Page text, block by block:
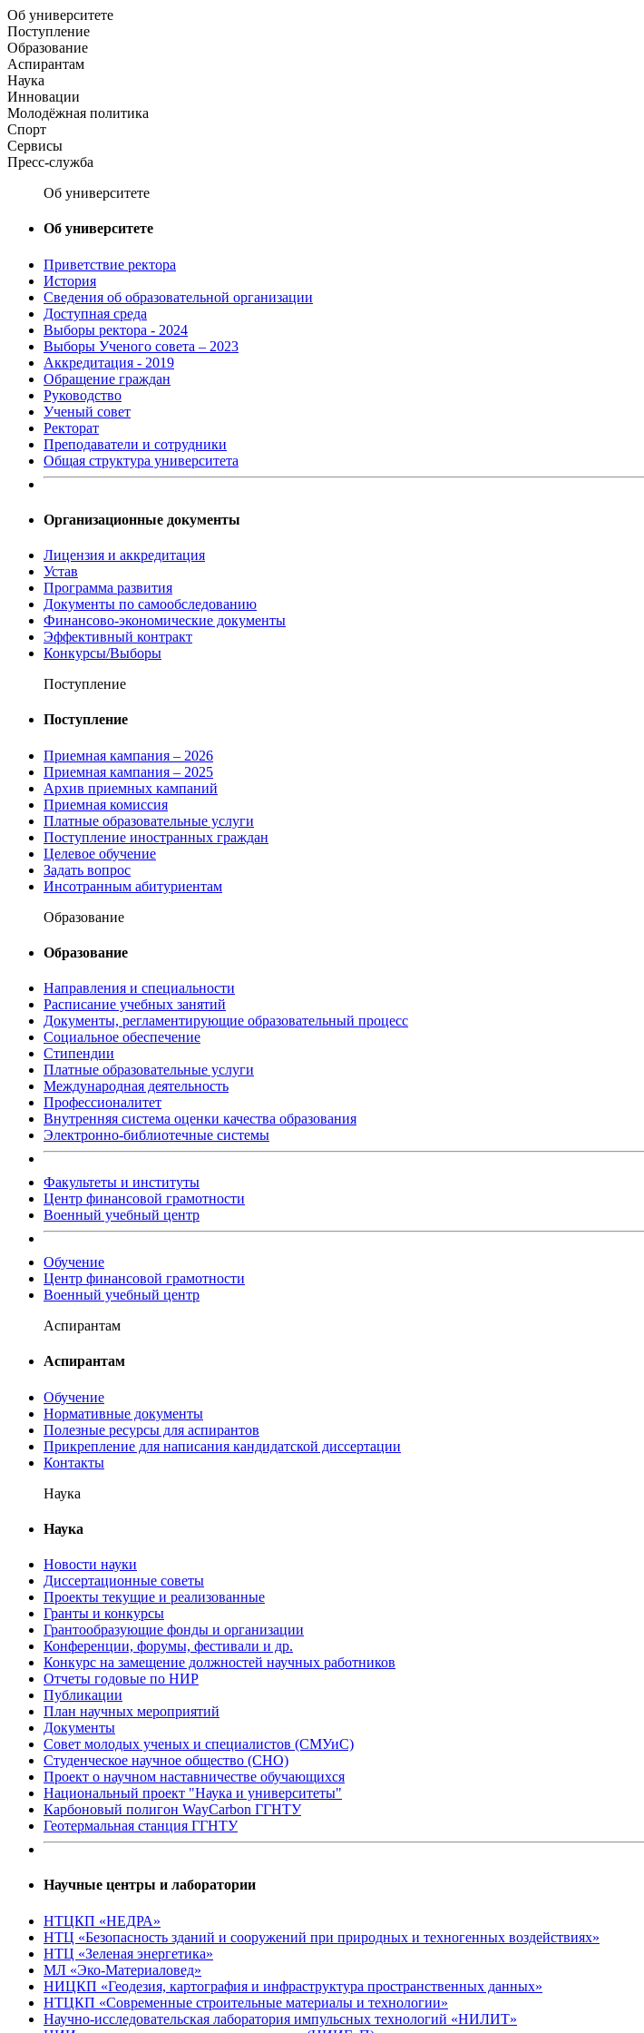
Об университете
Поступление
Образование
Аспирантам
Наука
Инновации
Молодёжная политика
Спорт
Сервисы
Пресс-служба
Об университете
Об университете
Приветствие ректора
История
Сведения об образовательной организации
Доступная среда
Выборы ректора - 2024
Выборы Ученого совета – 2023
Аккредитация - 2019
Обращение граждан
Руководство
Ученый совет
Ректорат
Преподаватели и сотрудники
Общая структура университета
Организационные документы
Лицензия и аккредитация
Устав
Программа развития
Документы по самообследованию
Финансово-экономические документы
Эффективный контракт
Конкурсы/Выборы
Поступление
Поступление
Приемная кампания – 2026
Приемная кампания – 2025
Архив приемных кампаний
Приемная комиссия
Платные образовательные услуги
Поступление иностранных граждан
Целевое обучение
Задать вопрос
Инсотранным абитуриентам
Образование
Образование
Направления и специальности
Расписание учебных занятий
Документы, регламентирующие образовательный процесс
Социальное обеспечение
Стипендии
Платные образовательные услуги
Международная деятельность
Профессионалитет
Внутренняя система оценки качества образования
Электронно-библиотечные системы
Факультеты и институты
Центр финансовой грамотности
Военный учебный центр
Обучение
Центр финансовой грамотности
Военный учебный центр
Аспирантам
Аспирантам
Обучение
Нормативные документы
Полезные ресурсы для аспирантов
Прикрепление для написания кандидатской диссертации
Контакты
Наука
Наука
Новости науки
Диссертационные советы
Проекты текущие и реализованные
Гранты и конкурсы
Грантообразующие фонды и организации
Конференции, форумы, фестивали и др.
Конкурс на замещение должностей научных работников
Отчеты годовые по НИР
Публикации
План научныx мероприятий
Документы
Совет молодых ученых и специалистов (СМУиС)
Студенческое научное общество (СНО)
Проект о научном наставничестве обучающихся
Национальный проект "Наука и университеты"
Карбоновый полигон WayCarbon ГГНТУ
Геотермальная станция ГГНТУ
Научные центры и лаборатории
НТЦКП «НЕДРА»
НТЦ «Безопасность зданий и сооружений при природных и техногенных воздействиях»
НТЦ «Зеленая энергетика»
МЛ «Эко-Материаловед»
НИЦКП «Геодезия, картография и инфраструктура пространственных данных»
НТЦКП «Современные строительные материалы и технологии»
Научно-исследовательская лаборатория импульсных технологий «НИЛИТ»